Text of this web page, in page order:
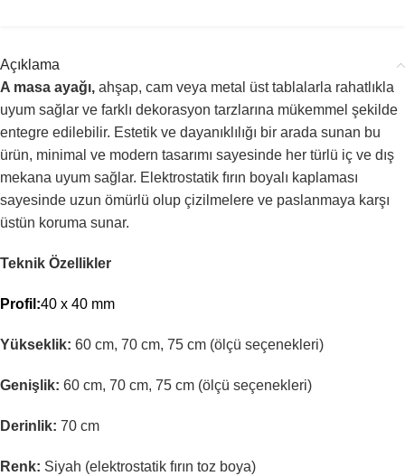
Açıklama
A masa ayağı, ahşap, cam veya metal üst tablalarla rahatlıkla
uyum sağlar ve farklı dekorasyon tarzlarına mükemmel şekilde
entegre edilebilir. Estetik ve dayanıklılığı bir arada sunan bu
ürün, minimal ve modern tasarımı sayesinde her türlü iç ve dış
mekana uyum sağlar. Elektrostatik fırın boyalı kaplaması
sayesinde uzun ömürlü olup çizilmelere ve paslanmaya karşı
üstün koruma sunar.
Teknik Özellikler
Profil:40 x 40 mm
Yükseklik: 60 cm, 70 cm, 75 cm (ölçü seçenekleri)
Genişlik: 60 cm, 70 cm, 75 cm (ölçü seçenekleri)
Derinlik: 70 cm
Renk: Siyah (elektrostatik fırın toz boya)